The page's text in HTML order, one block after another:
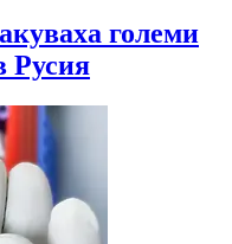
големи
Русия